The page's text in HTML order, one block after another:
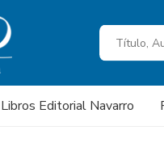
Libros Editorial Navarro